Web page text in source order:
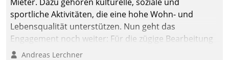
sportliche Aktivitäten, die eine hohe Wohn- und
Lebensqualität unterstützen. Nun geht das
Engagement noch weiter: Für die zügige Bearbeitung
von Beschwerden – oder Lob – richtet das
Andreas Lerchner